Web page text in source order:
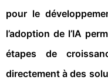
pour le
l’adoption de l’IA
étapes de
directement à des